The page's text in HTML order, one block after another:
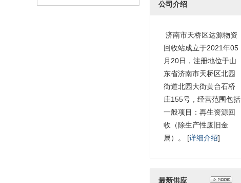
电缆回收
2022-10-08
2022-10-08
公司介绍
济南市天桥区达源物资
回收站成立于2021年05
月20日，注册地位于山
东省济南市天桥区北园
街道北园大街黄台石桥
庄155号，经营范围包括
一般项目：再生资源回
收（除生产性废旧金
属）。 [详细介绍]
最新供应